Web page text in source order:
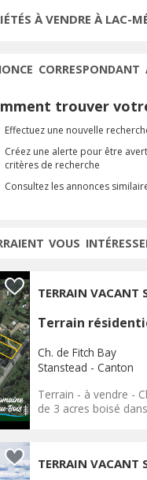
À VENDRE À LAC-
CORRESPONDANT
trouver
Effectuez une nouvelle
Créez une alerte pour être
critères de recherche
Consultez les annonces
VOUS
TERRAIN VACANT
Terrain
Ch. de Fitch Bay
Stanstead - Canton
Terrain - à vendre -
de 3 acres boisé
TERRAIN VACANT